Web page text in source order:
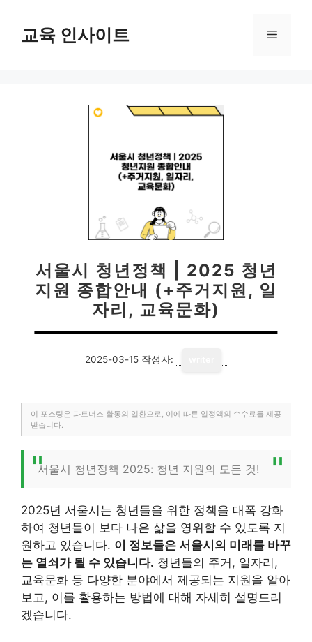
교육 인사이트 메
서울시 청년정책 | 2025 청년
지원 종합안내 (+주거지원, 일
자리, 교육문화)
2025-03-15 작성자:
이 포스팅은 파트너스 활동의 일환으로, 이에 따른 일정액의 수수료를 제공
받습니다.
서울시 청년정책 2025: 청년 지원의 모든 것!
2025년 서울시는 청년들을 위한 정책을 대폭 강화
하여 청년들이 보다 나은 삶을 영위할 수 있도록 지
원하고 있습니다. 이 정보들은 서울시의 미래를 바꾸
는 열쇠가 될 수 있습니다. 청년들의 주거, 일자리,
교육문화 등 다양한 분야에서 제공되는 지원을 알아
보고, 이를 활용하는 방법에 대해 자세히 설명드리
겠습니다.